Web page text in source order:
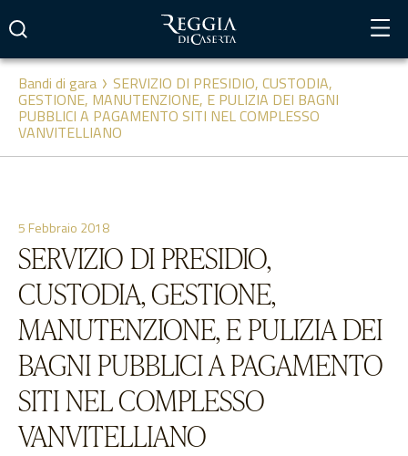
contenuto
Bandi di gara
SERVIZIO DI PRESIDIO, CUSTODIA,
GESTIONE, MANUTENZIONE, E PULIZIA DEI BAGNI
PUBBLICI A PAGAMENTO SITI NEL COMPLESSO
VANVITELLIANO
5 Febbraio 2018
SERVIZIO DI PRESIDIO,
CUSTODIA, GESTIONE,
MANUTENZIONE, E PULIZIA DEI
BAGNI PUBBLICI A PAGAMENTO
SITI NEL COMPLESSO
VANVITELLIANO